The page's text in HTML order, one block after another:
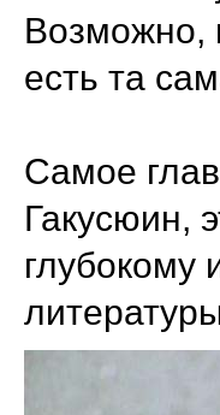
Возможно,
есть та
Самое
Гакусюин,
глубокому